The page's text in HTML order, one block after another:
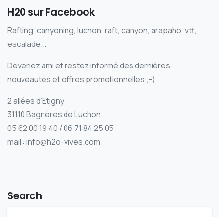
H20 sur Facebook
Rafting, canyoning, luchon, raft, canyon, arapaho, vtt,
escalade...
Devenez ami et restez informé des dernières
nouveautés et offres promotionnelles ;-)
2 allées d’Etigny
31110 Bagnères de Luchon
05 62 00 19 40 / 06 71 84 25 05
mail : info@h2o-vives.com
Search